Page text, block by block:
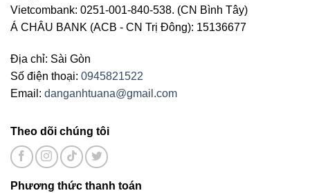
Vietcombank: 0251-001-840-538. (CN Bình Tây)
Á CHÂU BANK (ACB - CN Trị Đông): 15136677
Địa chỉ: Sài Gòn
Số điện thoại: 0945821522
Email: danganhtuana@gmail.com
Theo dõi chúng tôi
Phương thức thanh toán